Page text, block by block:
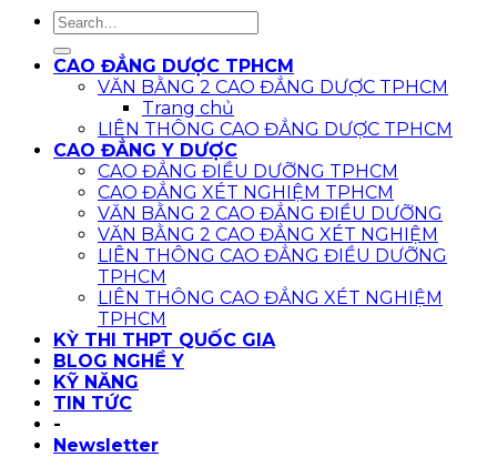
CAO ĐẲNG DƯỢC TPHCM
VĂN BẰNG 2 CAO ĐẲNG DƯỢC TPHCM
Trang chủ
LIÊN THÔNG CAO ĐẲNG DƯỢC TPHCM
CAO ĐẲNG Y DƯỢC
CAO ĐẲNG ĐIỀU DƯỠNG TPHCM
CAO ĐẲNG XÉT NGHIỆM TPHCM
VĂN BẰNG 2 CAO ĐẲNG ĐIỀU DƯỠNG
VĂN BẰNG 2 CAO ĐẲNG XÉT NGHIỆM
LIÊN THÔNG CAO ĐẲNG ĐIỀU DƯỠNG
TPHCM
LIÊN THÔNG CAO ĐẲNG XÉT NGHIỆM
TPHCM
KỲ THI THPT QUỐC GIA
BLOG NGHỀ Y
KỸ NĂNG
TIN TỨC
-
Newsletter